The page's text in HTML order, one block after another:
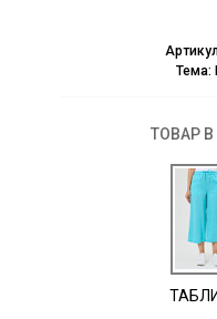
Тема:
ТОВАР